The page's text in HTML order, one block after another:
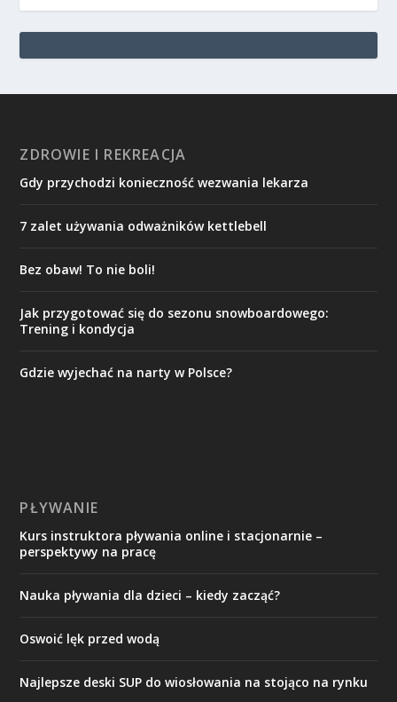
ZDROWIE I REKREACJA
Gdy przychodzi konieczność wezwania lekarza
7 zalet używania odważników kettlebell
Bez obaw! To nie boli!
Jak przygotować się do sezonu snowboardowego:
Trening i kondycja
Gdzie wyjechać na narty w Polsce?
PŁYWANIE
Kurs instruktora pływania online i stacjonarnie –
perspektywy na pracę
Nauka pływania dla dzieci – kiedy zacząć?
Oswoić lęk przed wodą
Najlepsze deski SUP do wiosłowania na stojąco na rynku